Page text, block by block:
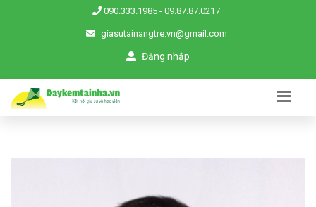
090.333.1985 - 09.87.87.0217
giasutainangtre.vn@gmail.com
Đăng nhập